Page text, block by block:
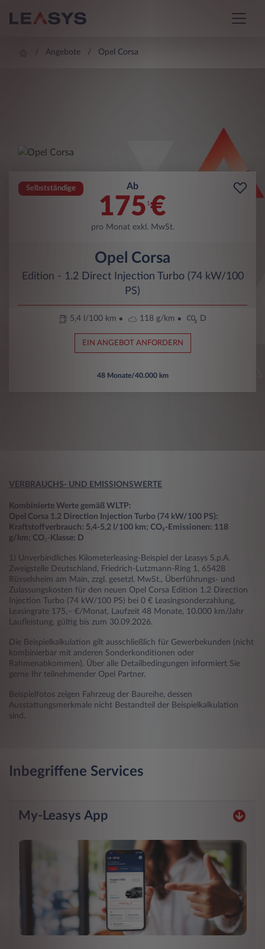
Angebote Opel Corsa
Selbstständige Ab
175 1 €
pro Monat exkl. MwSt.
Opel Corsa
Edition - 1.2 Direct Injection Turbo (74 kW/100
PS)
5,4 l/100 km 118 g/km D
EIN ANGEBOT ANFORDERN
48 Monate/40.000 km
VERBRAUCHS- UND EMISSIONSWERTE
Kombinierte Werte gemäß WLTP:
Opel Corsa 1.2 Direction Injection Turbo (74 kW/100 PS):
Kraftstoffverbrauch: 5,4-5,2 l/100 km; CO₂-Emissionen: 118
g/km; CO₂- Klasse: D
1) Unverbindliches Kilometerleasing-Beispiel der Leasys S.p.A.
Zweigstelle Deutschland, Friedrich-Lutzmann-Ring 1, 65428
Rüsselsheim am Main, zzgl. gesetzl. MwSt., Überführungs- und
Zulassungskosten für den neuen Opel Corsa Edition 1.2 Direction
Injection Turbo (74 kW/100 PS) bei 0 € Leasingsonderzahlung,
Leasingrate 175,– €/Monat, Laufzeit 48 Monate, 10.000 km/Jahr
Laufleistung, gültig bis zum 30.09.2026.
Die Beispielkalkulation gilt ausschließlich für Gewerbekunden (nicht
kombinierbar mit anderen Sonderkonditionen oder
Rahmenabkommen). Über alle Detailbedingungen informiert Sie
gerne Ihr teilnehmender Opel Partner.
Beispielfotos zeigen Fahrzeug der Baureihe, dessen
Ausstattungsmerkmale nicht Bestandteil der Beispielkalkulation
sind.
Inbegriffene Services
My-Leasys App